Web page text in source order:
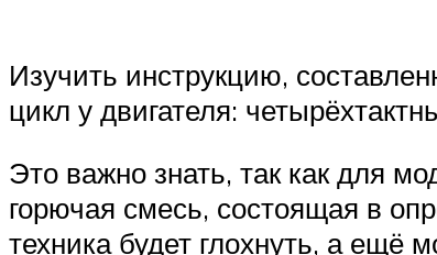
Изучить инструкцию,
цикл у двигателя:
Это важно знать, так как для
горючая смесь, состоящая в
техника будет глохнуть, а ещё